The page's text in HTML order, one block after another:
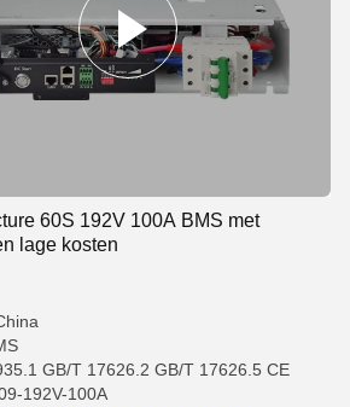
60S 192V 100A BMS met
lage kosten
GB/T 17626.2 GB/T 17626.5 CE
192V-100A